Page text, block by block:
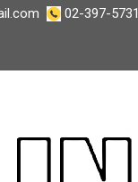
02-397-5731